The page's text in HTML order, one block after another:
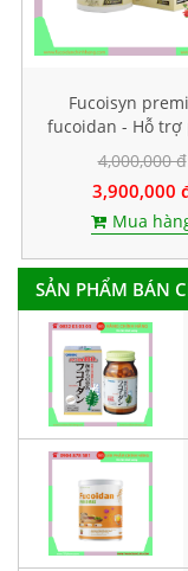
Fucoisyn
fucoidan - Hỗ trợ
và điều trị ung
60 viên
4,000,000 đ
3,900,000
Mua
SẢN PHẨM BÁN